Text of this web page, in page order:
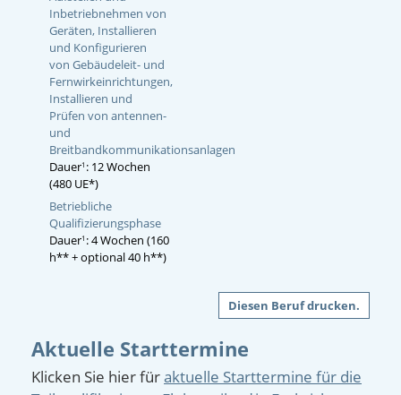
Inbetriebnehmen von
Geräten, Installieren
und Konfigurieren
von Gebäudeleit- und
Fernwirkeinrichtungen,
Installieren und
Prüfen von antennen-
und
Breitbandkommunikationsanlagen
Dauer1 : 12 Wochen
(480 UE*)
Betriebliche
Qualifizierungsphase
Dauer1 : 4 Wochen (160
h** + optional 40 h**)
Diesen Beruf drucken.
Aktuelle Starttermine
Klicken Sie hier füraktuelle Starttermine für die